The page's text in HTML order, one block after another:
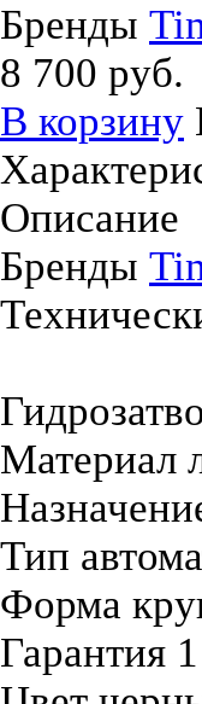
Бренды
8 700 руб.
В корзину
Описание
Бренды
Материал
Тип
Форма
Гарантия